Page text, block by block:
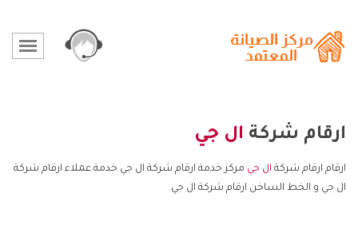
ارقام شركة ال جي
ارقام ارقام شركة ال جي مركز خدمة ارقام شركة ال جي خدمة عملاء ارقام شركة
ال جي و الخط الساخن ارقام شركة ال جي.